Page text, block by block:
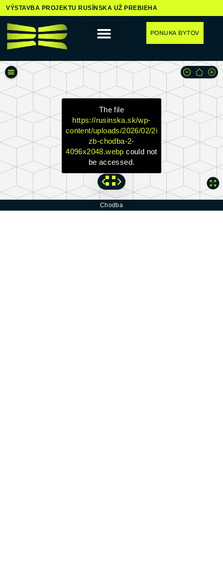
VÝSTAVBA PROJEKTU RUSÍNSKA UŽ PREBIEHA
PONUKA BYTOV
Chodba
The file
https://rusinska.sk/wp-
content/uploads/2026/02/2i
zb-chodba-2-
4096x2048.webp could not
be accessed.